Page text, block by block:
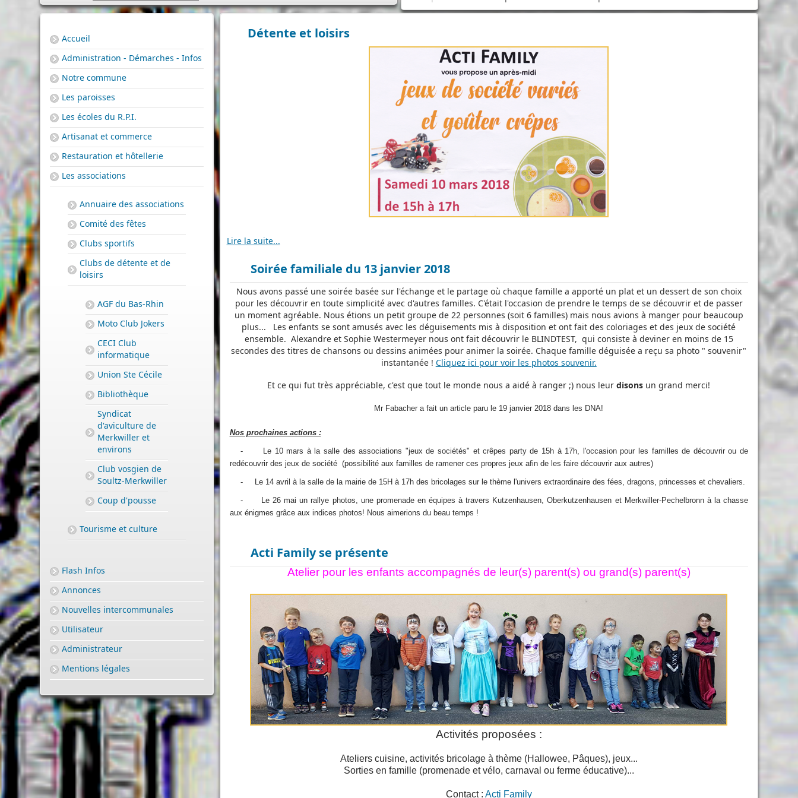
Accueil
Administration - Démarches - Infos
Notre commune
Les paroisses
Les écoles du R.P.I.
Artisanat et commerce
Restauration et hôtellerie
Les associations
Annuaire des associations
Comité des fêtes
Clubs sportifs
Clubs de détente et de
loisirs
AGF du Bas-Rhin
Moto Club Jokers
CECI Club
informatique
Union Ste Cécile
Bibliothèque
Syndicat
d'aviculture de
Merkwiller et
environs
Club vosgien de
Soultz-Merkwiller
Coup d'pousse
Tourisme et culture
Flash Infos
Annonces
Nouvelles intercommunales
Utilisateur
Administrateur
Mentions légales
Détente et loisirs
Lire la suite...
Soirée familiale du 13 janvier 2018
Nous avons passé une soirée basée sur l'échange et le partage où chaque famille a apporté un plat et un dessert de son choix
pour les découvrir en toute simplicité avec d'autres familles. C'était l'occasion de prendre le temps de se découvrir et de passer
un moment agréable. Nous étions un petit groupe de 22 personnes (soit 6 familles) mais nous avions à manger pour beaucoup
plus... Les enfants se sont amusés avec les déguisements mis à disposition et ont fait des coloriages et des jeux de société
ensemble. Alexandre et Sophie Westermeyer nous ont fait découvrir le BLINDTEST, qui consiste à deviner en moins de 15
secondes des titres de chansons ou dessins animées pour animer la soirée. Chaque famille déguisée a reçu sa photo " souvenir"
instantanée ! Cliquez ici pour voir les photos souvenir.
Et ce qui fut très appréciable, c'est que tout le monde nous a aidé à ranger ;) nous leurdisons un grand merci!
Mr Fabacher a fait un article paru le 19 janvier 2018 dans les DNA!
Nos prochaines actions :
- Le 10 mars à la salle des associations "jeux de sociétés" et crêpes party de 15h à 17h, l'occasion pour les familles de découvrir ou de
redécouvrir des jeux de société (possibilité aux familles de ramener ces propres jeux afin de les faire découvrir aux autres)
- Le 14 avril à la salle de la mairie de 15H à 17h des bricolages sur le thème l'univers extraordinaire des fées, dragons, princesses et chevaliers.
- Le 26 mai un rallye photos, une promenade en équipes à travers Kutzenhausen, Oberkutzenhausen et Merkwiller-Pechelbronn à la chasse
aux énigmes grâce aux indices photos! Nous aimerions du beau temps !
Acti Family se présente
Atelier pour les enfants accompagnés de leur(s) parent(s) ou grand(s) parent(s)
Activités proposées :
Ateliers cuisine, activités bricolage à thème (Hallowee, Pâques), jeux...
Sorties en famille (promenade et vélo, carnaval ou ferme éducative)...
Contact : Acti Family